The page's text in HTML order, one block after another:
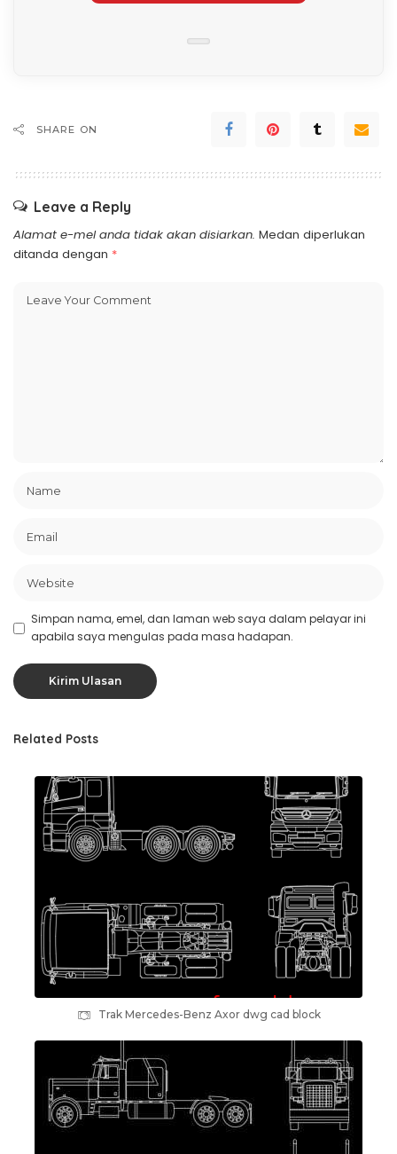
SHARE ON
Leave a Reply
Alamat e-mel anda tidak akan disiarkan. Medan diperlukan
ditanda dengan *
Simpan nama, emel, dan laman web saya dalam pelayar ini
apabila saya mengulas pada masa hadapan.
Related Posts
Trak Mercedes-Benz Axor dwg cad block